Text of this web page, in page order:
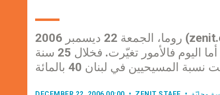
روما، الجمعة 22 ديسمبر 2006 (zenit.org). – في الماضي، كان عدد المسيحيين في لبنان
كبيراً لدرجة اعتبار موطن الأرز مزاراً للمؤمنين. أما اليوم فالأمور تغيّرت. فخلال 25 سنة
المسيحيين في لبنان 40 بالمائة